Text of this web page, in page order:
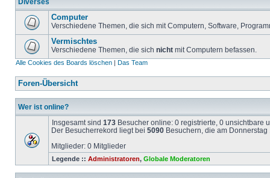
Computer
Verschiedene Themen, die sich mit Computern, Software,
Vermischtes
Verschiedene Themen, die sich nicht mit Computern befassen.
Alle Cookies des Boards löschen | Das Team
Foren-Übersicht
Wer ist online?
Insgesamt sind 173 Besucher online: 0 registrierte, 0 unsichtbare
Der Besucherrekord liegt bei 5090 Besuchern, die am
Mitglieder: 0 Mitglieder
Legende :: Administratoren, Globale Moderatoren